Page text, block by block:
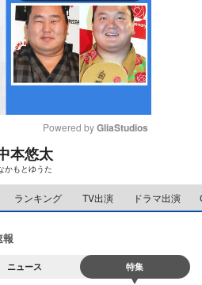
e
Powered by GliaStudios
本悠太
かもとゆうた
ランキング TV出演 ドラマ出演
ニュース 特集